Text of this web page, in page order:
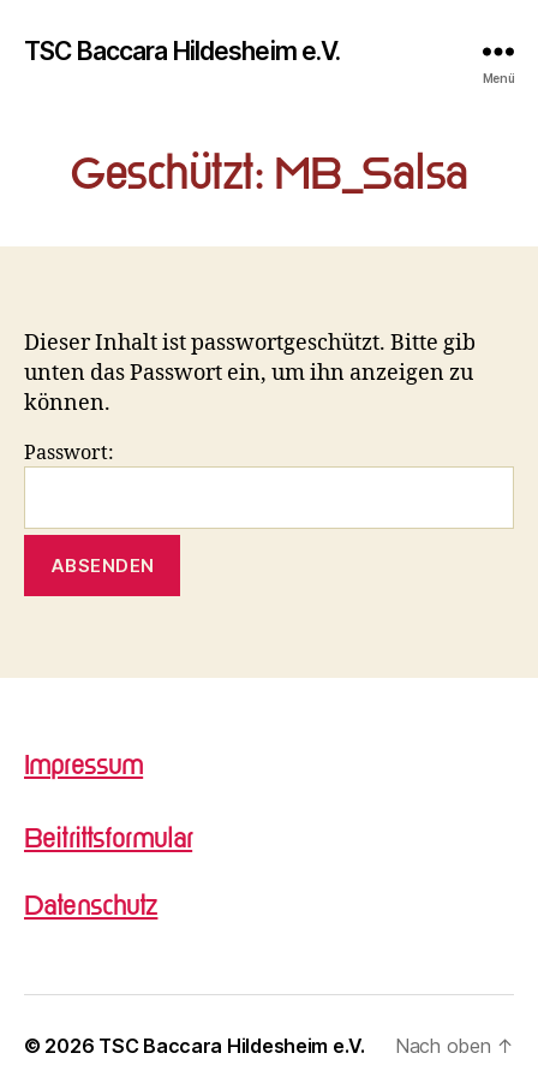
TSC Baccara Hildesheim e.V.
Menü
Geschützt: MB_Salsa
Dieser Inhalt ist passwortgeschützt. Bitte gib
unten das Passwort ein, um ihn anzeigen zu
können.
Passwort:
Impressum
Beitrittsformular
Datenschutz
© 2026 TSC Baccara Hildesheim e.V. Nach oben ↑